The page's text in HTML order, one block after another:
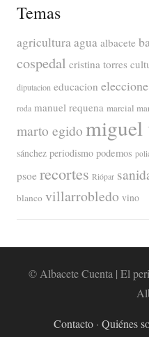
Temas
agriculturaagua albacete
cospedal cristina torres
diputacion educacion
roda manuel requena marcial
marto egidomiguel
sánchez periodismo podemos
psoe recortes Riópar
blanco villarrobledo vino
© Albacete Cuenta | El
Contacto· Quiénes